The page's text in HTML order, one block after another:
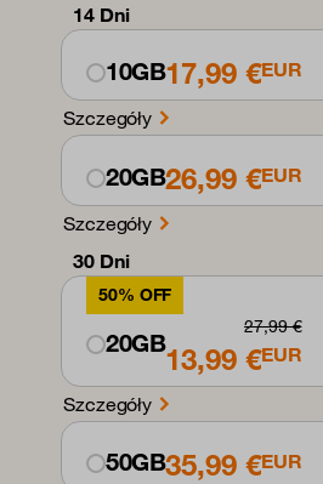
14 Dni
10GB17,99 €EUR
Szczegóły
20GB26,99 €EUR
Szczegóły
30 Dni
50% OFF
20GB
27,99 €
13,99 €EUR
Szczegóły
50GB35,99 €EUR